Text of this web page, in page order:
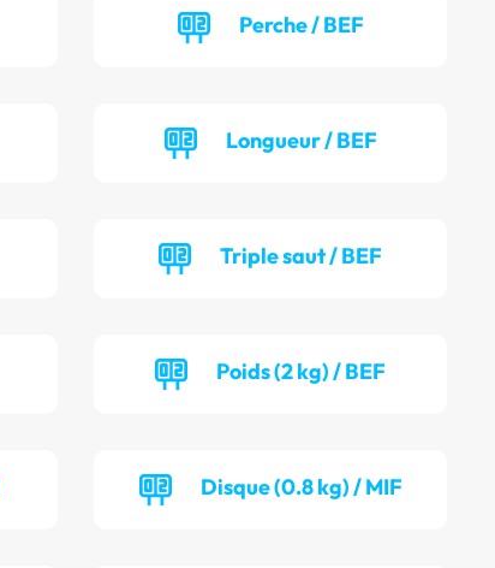
Perche / BEF
Longueur / BEF
Triple saut / BEF
Poids (2 kg) / BEF
Disque (0.8 kg) / MIF